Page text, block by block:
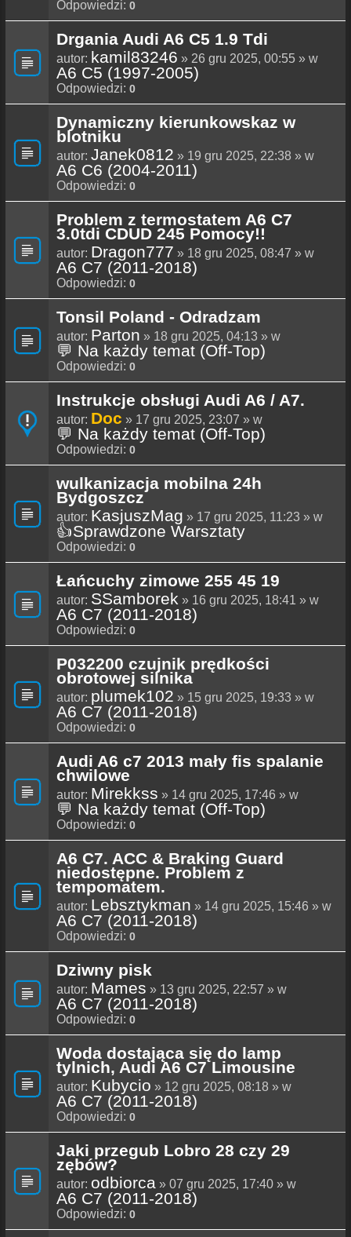
Odpowiedzi: 0
Drgania Audi A6 C5 1.9 Tdi
autor: kamil83246 » 26 gru 2025, 00:55 » w
A6 C5 (1997-2005)
Odpowiedzi: 0
Dynamiczny kierunkowskaz w
blotniku
autor: Janek0812 » 19 gru 2025, 22:38 » w
A6 C6 (2004-2011)
Odpowiedzi: 0
Problem z termostatem A6 C7
3.0tdi CDUD 245 Pomocy!!
autor: Dragon777 » 18 gru 2025, 08:47 » w
A6 C7 (2011-2018)
Odpowiedzi: 0
Tonsil Poland - Odradzam
autor: Parton » 18 gru 2025, 04:13 » w
💬 Na każdy temat (Off-Top)
Odpowiedzi: 0
Instrukcje obsługi Audi A6 / A7.
autor: Doc » 17 gru 2025, 23:07 » w
💬 Na każdy temat (Off-Top)
Odpowiedzi: 0
wulkanizacja mobilna 24h
Bydgoszcz
autor: KasjuszMag » 17 gru 2025, 11:23 » w
👍Sprawdzone Warsztaty
Odpowiedzi: 0
Łańcuchy zimowe 255 45 19
autor: SSamborek » 16 gru 2025, 18:41 » w
A6 C7 (2011-2018)
Odpowiedzi: 0
P032200 czujnik prędkości
obrotowej silnika
autor: plumek102 » 15 gru 2025, 19:33 » w
A6 C7 (2011-2018)
Odpowiedzi: 0
Audi A6 c7 2013 mały fis spalanie
chwilowe
autor: Mirekkss » 14 gru 2025, 17:46 » w
💬 Na każdy temat (Off-Top)
Odpowiedzi: 0
A6 C7. ACC & Braking Guard
niedostępne. Problem z
tempomatem.
autor: Lebsztykman » 14 gru 2025, 15:46 » w
A6 C7 (2011-2018)
Odpowiedzi: 0
Dziwny pisk
autor: Mames » 13 gru 2025, 22:57 » w
A6 C7 (2011-2018)
Odpowiedzi: 0
Woda dostająca się do lamp
tylnich, Audi A6 C7 Limousine
autor: Kubycio » 12 gru 2025, 08:18 » w
A6 C7 (2011-2018)
Odpowiedzi: 0
Jaki przegub Lobro 28 czy 29
zębów?
autor: odbiorca » 07 gru 2025, 17:40 » w
A6 C7 (2011-2018)
Odpowiedzi: 0